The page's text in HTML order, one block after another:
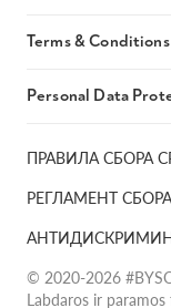
ПРАВИЛА СБОРА
РЕГЛАМЕНТ
© 2020-2026
Labdaros ir
Terms & Conditions
Personal Data